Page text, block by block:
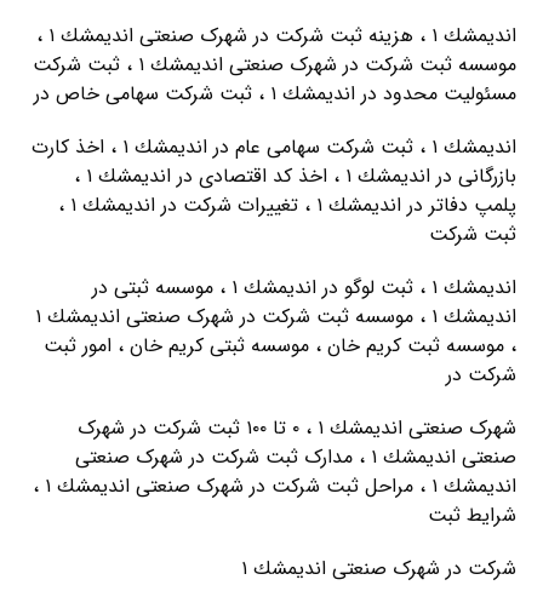
انديمشك ۱ ، هزینه ثبت شرکت در شهرک صنعتی انديمشك ۱ ،
موسسه ثبت شرکت در شهرک صنعتی انديمشك ۱ ، ثبت شرکت
مسئولیت محدود در انديمشك ۱ ، ثبت شرکت سهامی خاص در
انديمشك ۱ ، ثبت شرکت سهامی عام در انديمشك ۱ ، اخذ کارت
بازرگانی در انديمشك ۱ ، اخذ کد اقتصادی در انديمشك ۱ ،
پلمپ دفاتر در انديمشك ۱ ، تغییرات شرکت در انديمشك ۱ ،
ثبت شرکت
انديمشك ۱ ، ثبت لوگو در انديمشك ۱ ، موسسه ثبتی در
انديمشك ۱ ، موسسه ثبت شرکت در شهرک صنعتی انديمشك ۱
، موسسه ثبت کریم خان ، موسسه ثبتی کریم خان ، امور ثبت
شرکت در
شهرک صنعتی انديمشك ۱ ، ۰ تا ۱۰۰ ثبت شرکت در شهرک
صنعتی انديمشك ۱ ، مدارک ثبت شرکت در شهرک صنعتی
انديمشك ۱ ، مراحل ثبت شرکت در شهرک صنعتی انديمشك ۱ ،
شرایط ثبت
شرکت در شهرک صنعتی انديمشك ۱